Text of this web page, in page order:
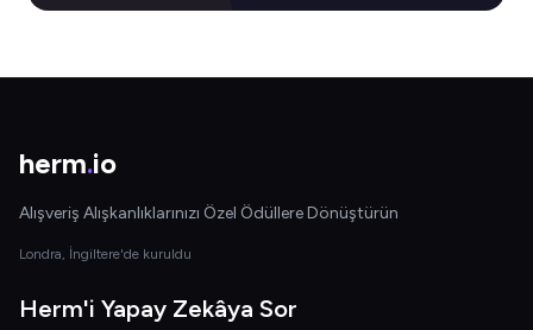
herm.io
Alışveriş Alışkanlıklarınızı Özel Ödüllere Dönüştürün
Londra, İngiltere'de kuruldu
Herm'i Yapay Zekâya Sor